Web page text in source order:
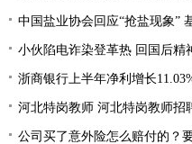
中国盐业协会回应“抢盐现象”
小伙陷电诈染登革热 回国后精
浙商银行上半年净利增长
河北特岗教师 河北特岗教师招
公司买了意外险怎么赔付的？